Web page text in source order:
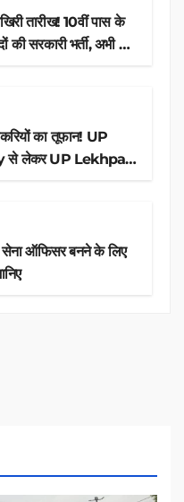
तारीख! 10वीं पास के
सरकारी भर्ती, अभी करें
का तूफान! UP
से लेकर UP Lekhpal
सेना ऑफिसर बनने के लिए